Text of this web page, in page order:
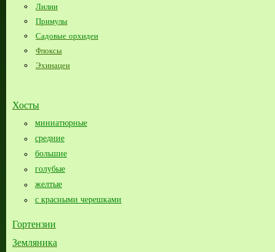
Лилии
Примулы
Садовые орхидеи
Флоксы
Эхинацеи
Хосты
миниатюрные
средние
большие​
голубые
желтые
с красными черешками
Гортензии
Земляника